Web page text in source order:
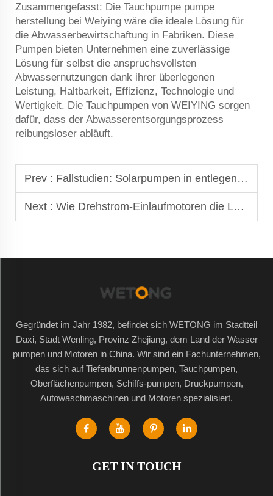
Zusammengefasst: Die Tauchpumpe pumpe
herstellung bei Weiying wäre die ideale Lösung für
die Abwasserbewirtschaftung in Fabriken. Diese
Pumpen bieten Unternehmen eine zuverlässige
Lösung für selbst die anspruchsvollsten
Abwassernutzungen dank ihrer überlegenen
Leistung, Haltbarkeit, Effizienz, Technologie und
Wertigkeit. Die Tauchpumpen von WEIYING sorgen
dafür, dass der Abwasserentsorgungsprozess
reibungsloser abläuft.
Prev : Fallstudien: Solarpumpen in entlegenen Agrargebieten
Next : Wie Drehstrom-Einlaufmotoren die Leistung von Tauchpumpen verbessern
Gegründet im Jahr 1982, befindet sich WETONG im Stadtteil
Daxi, Stadt Wenling, Provinz Zhejiang, dem Land der Wasser
pumpen und Motoren in China. Wir sind ein Fachunternehmen,
das sich auf Tiefenbrunnenpumpen, Tauchpumpen,
Oberflächenpumpen, Schiffs-pumpen, Druckpumpen,
Autowaschmaschinen und Motoren spezialisiert.
GET IN TOUCH